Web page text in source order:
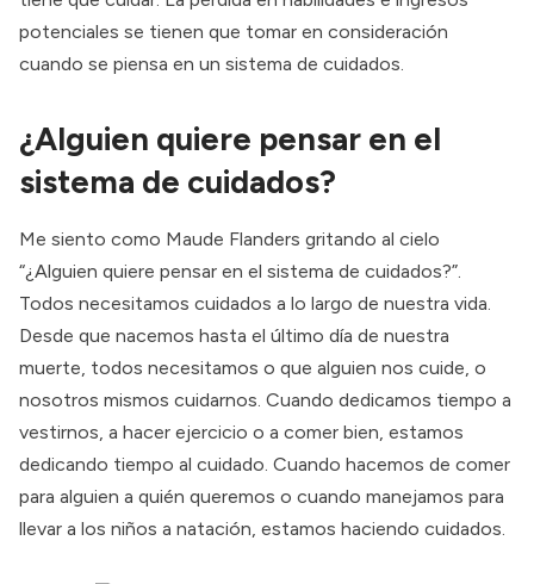
potenciales se tienen que tomar en consideración
cuando se piensa en un sistema de cuidados.
¿Alguien quiere pensar en el
sistema de cuidados?
Me siento como Maude Flanders gritando al cielo
“¿Alguien quiere pensar en el sistema de cuidados?”.
Todos necesitamos cuidados a lo largo de nuestra vida.
Desde que nacemos hasta el último día de nuestra
muerte, todos necesitamos o que alguien nos cuide, o
nosotros mismos cuidarnos. Cuando dedicamos tiempo a
vestirnos, a hacer ejercicio o a comer bien, estamos
dedicando tiempo al cuidado. Cuando hacemos de comer
para alguien a quién queremos o cuando manejamos para
llevar a los niños a natación, estamos haciendo cuidados.